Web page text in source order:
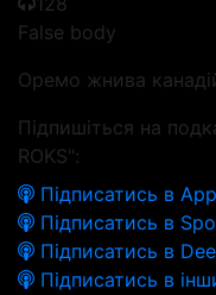
False body
Оремо жнива
Підпишіться на
ROKS":
Підписатись в
Підписатись в
Підписатись в
Підписатись в